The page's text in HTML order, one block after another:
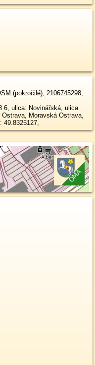
(pokročilé), 2106745298,
6, ulica: Novinářská, ulica
Ostrava,
49.8325127,